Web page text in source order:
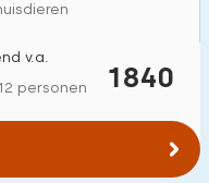
1840
v.a.
personen